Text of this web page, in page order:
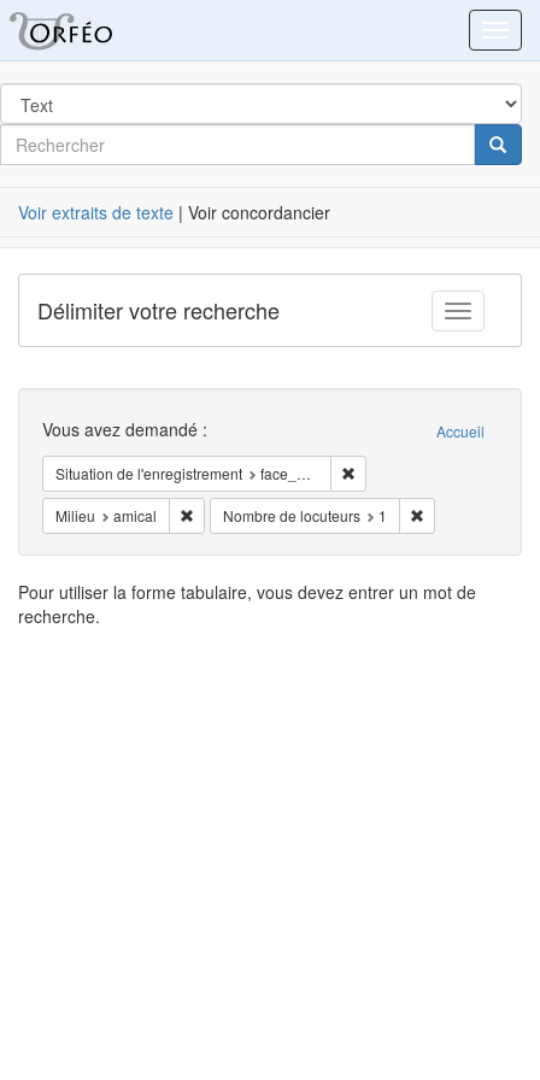
dans
Post
Label
Rechercher
Voir extraits de texte | Voir concordancier
Toggle
Délimiter votre recherche
Recherche Accueil
Vous avez demandé :
Situation de l'enregistrement face_à_face
Milieu amical Supprimer la restriction Milieu: amical
Nombre de locuteurs 1
Résultats
de
Pour utiliser la forme tabulaire, vous devez entrer un mot de
recherche.